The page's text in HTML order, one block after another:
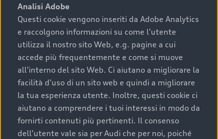
chilometraggio: un valore contenuto corrisponde a
uno stato migliore del veicolo e a una maggiore
durata nel tempo;
cronologia dei tagliandi: una documentazione
completa della vettura certifica una manutenzione
costante e accurata;
condizioni della carrozzeria e degli interni: una
buona conservazione evidenzia cura e attenzione del
precedente proprietario;
Analisi Adobe
Questi cookie vengono inseriti da Adobe Analytics
e raccolgono informazioni su come l'utente
utilizza il nostro sito Web, e.g. pagine a cui
accede più frequentemente e come si muove
all'interno del sito Web. Ci aiutano a migliorare la
facilità d'uso di un sito web e quindi a migliorare
la tua esperienza utente. Inoltre, questi cookie ci
aiutano a comprendere i tuoi interessi in modo da
fornirti contenuti più pertinenti. Il consenso
dell'utente vale sia per Audi che per noi, poiché